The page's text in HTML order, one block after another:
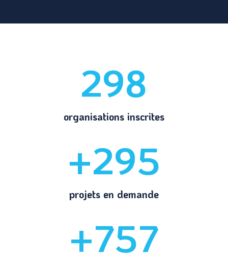
298
organisations inscrites
+295
projets en demande
+757